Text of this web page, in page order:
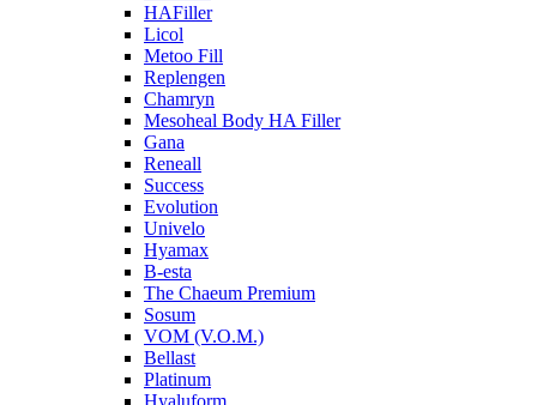
HAFiller
Licol
Metoo Fill
Replengen
Chamryn
Mesoheal Body HA Filler
Gana
Reneall
Success
Evolution
Univelo
Hyamax
B-esta
The Chaeum Premium
Sosum
VOM (V.O.M.)
Bellast
Platinum
Hyaluform